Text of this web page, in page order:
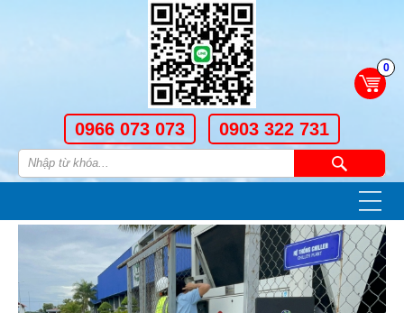
0
0966 073 073 0903 322 731
—
—
—